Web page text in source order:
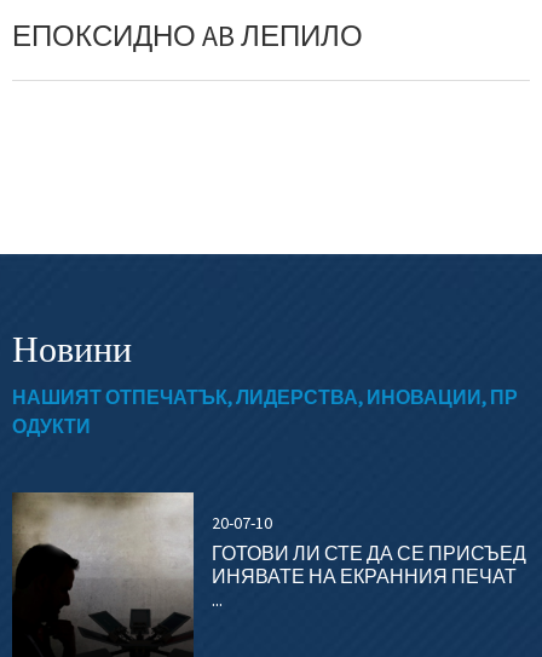
ЕПОКСИДНО AB ЛЕПИЛО
Новини
НАШИЯТ ОТПЕЧАТЪК, ЛИДЕРСТВА, ИНОВАЦИИ, ПР
ОДУКТИ
20-07-10
ГОТОВИ ЛИ СТЕ ДА СЕ ПРИСЪЕД
ИНЯВАТЕ НА ЕКРАННИЯ ПЕЧАТ
...